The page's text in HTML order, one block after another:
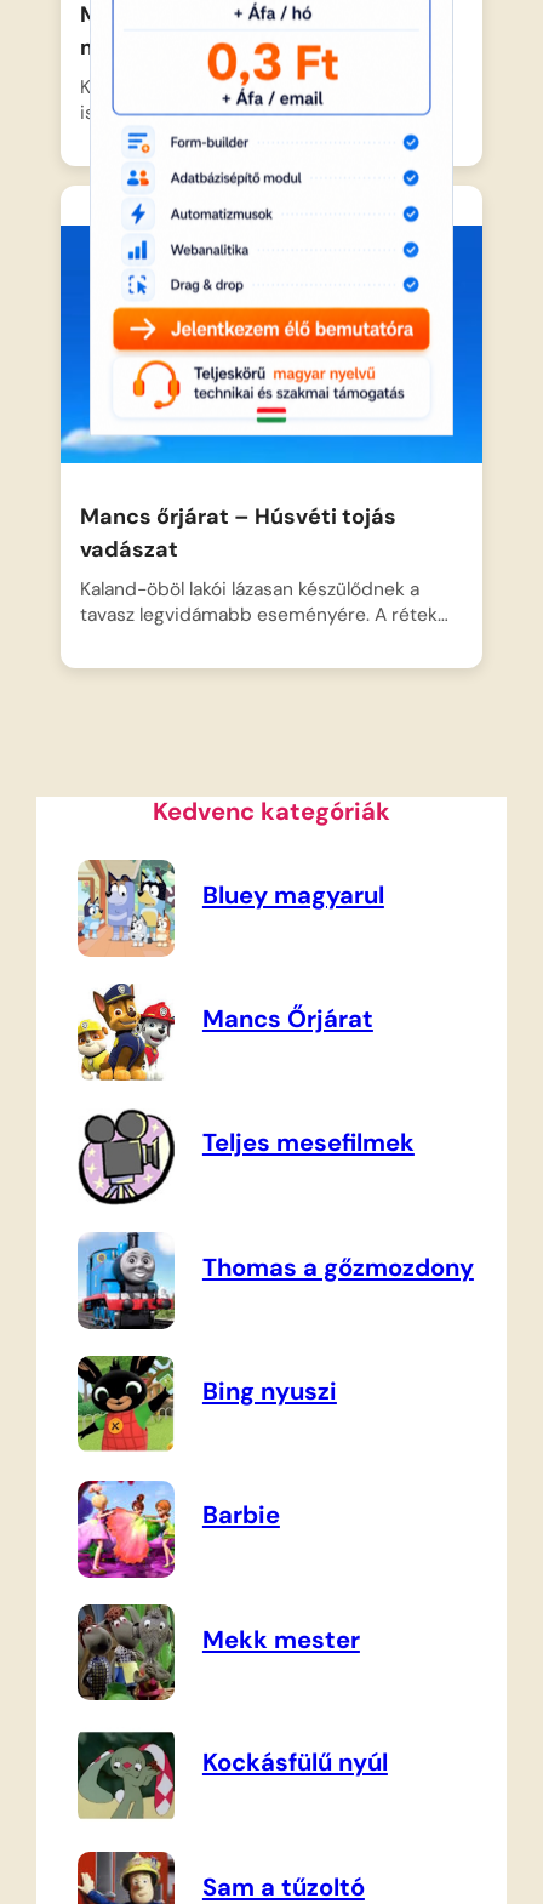
Mancs őrjárat – Az iskolabusz
megmentése
Kalandöbölben nagy a riadalom, amikor az
iskolabusz hirtelen megáll, mert…
Mancs őrjárat – Húsvéti tojás
vadászat
Kaland-öböl lakói lázasan készülődnek a
tavasz legvidámabb eseményére. A rétek…
Kedvenc kategóriák
Bluey magyarul
Mancs Őrjárat
Teljes mesefilmek
Thomas a gőzmozdony
Bing nyuszi
Barbie
Mekk mester
Kockásfülű nyúl
Sam a tűzoltó